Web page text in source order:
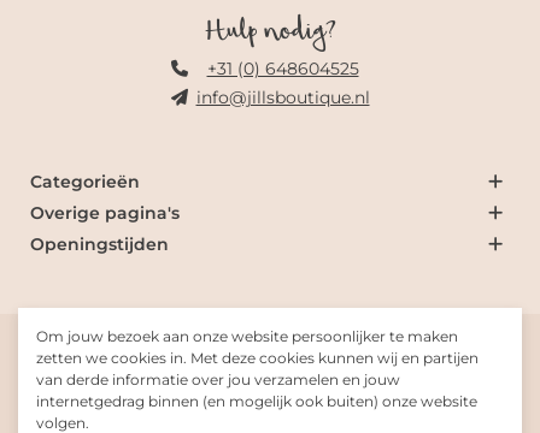
Om jouw bezoek aan onze website persoonlijker te maken
zetten we cookies in. Met deze cookies kunnen wij en partijen
van derde informatie over jou verzamelen en jouw
internetgedrag binnen (en mogelijk ook buiten) onze website
volgen.
Hulp nodig?
+31 (0) 648604525
info@jillsboutique.nl
Categorieën
Overige pagina's
Openingstijden
© 2026 Jill's Boutique
Gemaakt met doorFresh-Dev